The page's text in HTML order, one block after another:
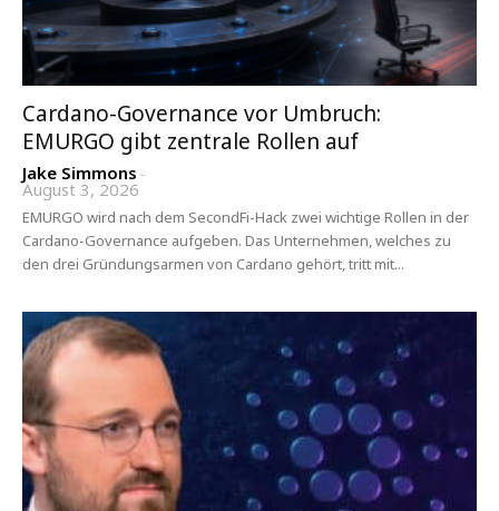
Cardano-Governance vor Umbruch:
EMURGO gibt zentrale Rollen auf
Jake Simmons -
August 3, 2026
EMURGO wird nach dem SecondFi-Hack zwei wichtige Rollen in der
Cardano-Governance aufgeben. Das Unternehmen, welches zu
den drei Gründungsarmen von Cardano gehört, tritt mit...